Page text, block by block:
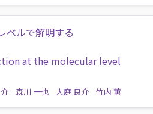
ベルで解明する
at the molecular level
森川 一也 大庭 良介 竹内 薫